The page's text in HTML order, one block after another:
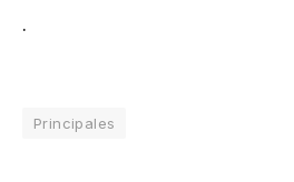
.
Principales